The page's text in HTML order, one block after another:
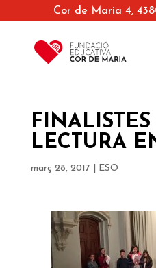
Cor de Maria 4,
LECTURA
març 28, 2017 ESO